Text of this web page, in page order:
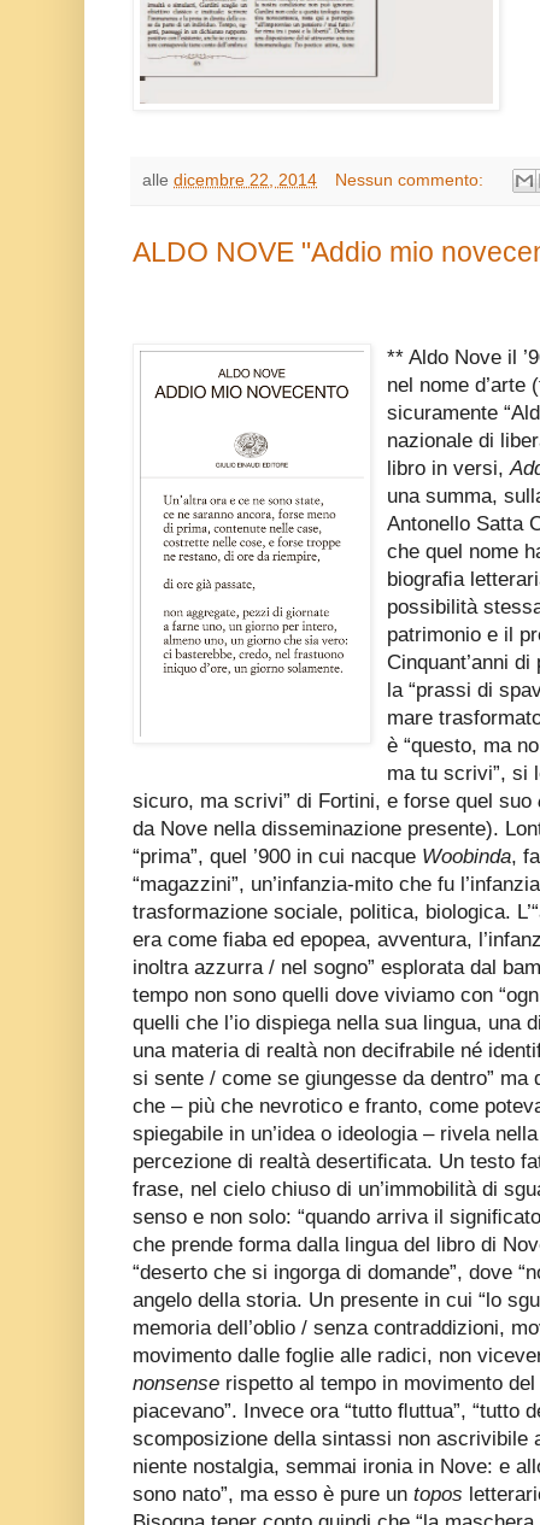
alle dicembre 22, 2014 Nessun commento:
ALDO NOVE "Addio mio
** Aldo Nove il
nel nome d’arte
sicuramente
nazionale di
libro in versi,
una summa,
Antonello Satta
che quel nome
biograﬁa
possibilità
patrimonio e il
Cinquant’anni
la “prassi di
mare
è “questo, ma
ma tu scrivi”, si
sicuro, ma scrivi” di Fortini, e forse quel suo
da Nove nella disseminazione presente).
“prima”, quel ’900 in cui nacque Woobinda,
“magazzini”, un’infanzia-mito che fu
trasformazione sociale, politica, biologica.
era come ﬁaba ed epopea, avventura,
inoltra azzurra / nel sogno” esplorata dal
tempo non sono quelli dove viviamo con
quelli che l’io dispiega nella sua lingua, una
una materia di realtà non decifrabile né
si sente / come se giungesse da dentro” ma
che – più che nevrotico e franto, come
spiegabile in un’idea o ideologia – rivela
percezione di realtà desertiﬁcata. Un testo
frase, nel cielo chiuso di un’immobilità di
senso e non solo: “quando arriva il
che prende forma dalla lingua del libro di
“deserto che si ingorga di domande”, dove
angelo della storia. Un presente in cui “lo
memoria dell’oblio / senza contraddizioni,
movimento dalle foglie alle radici, non
nonsense rispetto al tempo in movimento
piacevano”. Invece ora “tutto ﬂuttua”, “tutto
scomposizione della sintassi non ascrivibile
niente nostalgia, semmai ironia in Nove: e
sono nato”, ma esso è pure un topos